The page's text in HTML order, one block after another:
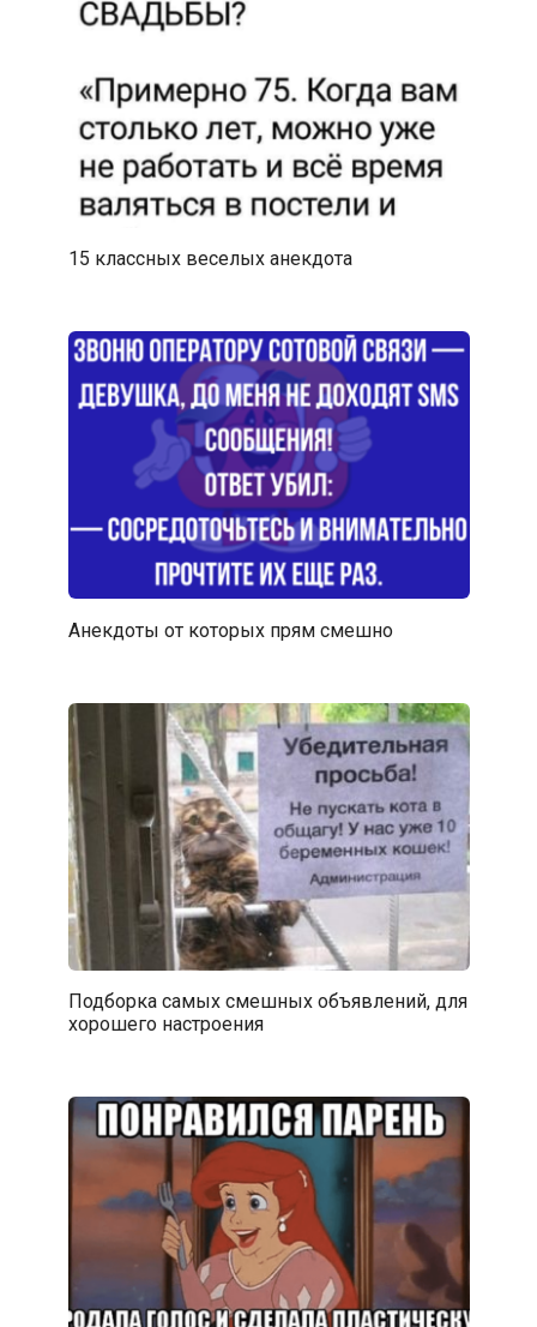
15 классных веселых анекдота
Анекдоты от которых прям смешно
Подборка самых смешных объявлений, для
хорошего настроения